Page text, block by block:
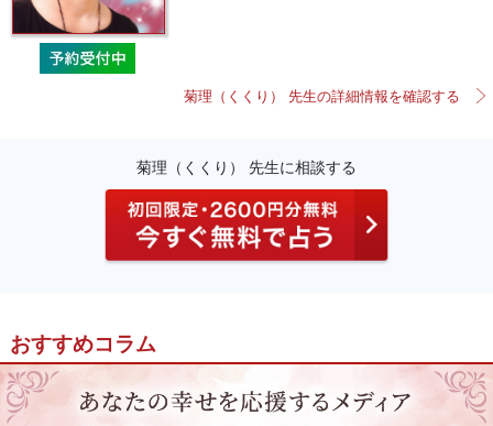
菊理（くくり） 先生の詳細情報を確認する
菊理（くくり） 先生に相談する
おすすめコラム